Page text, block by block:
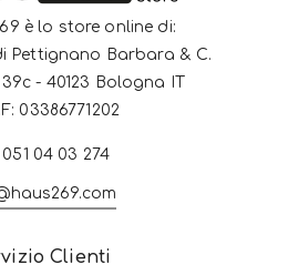
è lo store online di:
Pettignano Barbara & C.
- 40123 Bologna IT
03386771202
04 03 274
Clienti